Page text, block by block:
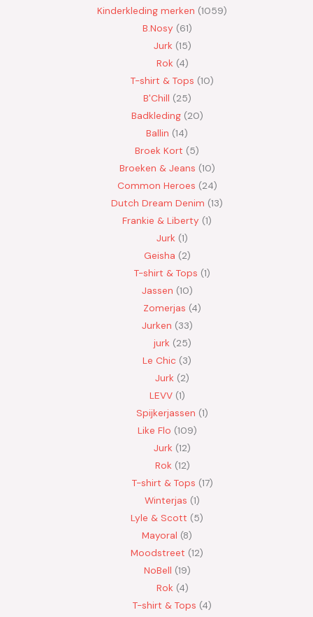
Kinderkleding merken 1059
B.Nosy 61
Jurk 15
Rok 4
T-shirt & Tops 10
B'Chill 25
Badkleding 20
Ballin 14
Broek Kort 5
Broeken & Jeans 10
Common Heroes 24
Dutch Dream Denim 13
Frankie & Liberty 1
Jurk 1
Geisha 2
T-shirt & Tops 1
Jassen 10
Zomerjas 4
Jurken 33
jurk 25
Le Chic 3
Jurk 2
LEVV 1
Spijkerjassen 1
Like Flo 109
Jurk 12
Rok 12
T-shirt & Tops 17
Winterjas 1
Lyle & Scott 5
Mayoral 8
Moodstreet 12
NoBell 19
Rok 4
T-shirt & Tops 4